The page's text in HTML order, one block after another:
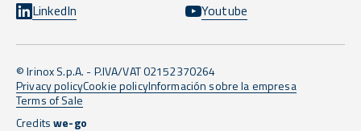
LinkedIn
Youtube
© Irinox S.p.A. - P.IVA/VAT 02152370264
Privacy policyCookie policyInformación sobre la empresa
Terms of Sale
Creditswe-go